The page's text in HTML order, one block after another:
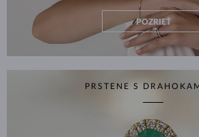
POZRIEŤ
PRSTENE S